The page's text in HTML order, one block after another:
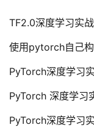
TF2.0深度学习实
使用pytorch自己
PyTorch深度学习
PyTorch 深度学习
PyTorch深度学习